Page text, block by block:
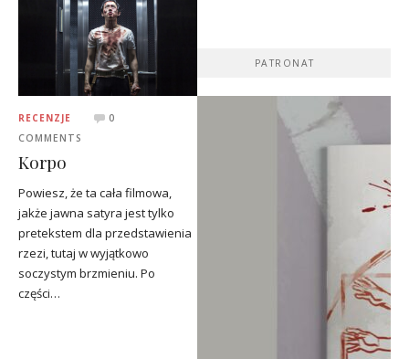
RECENZJE
0
COMMENTS
Korpo
Powiesz, że ta cała filmowa,
jakże jawna satyra jest tylko
pretekstem dla przedstawienia
rzezi, tutaj w wyjątkowo
soczystym brzmieniu. Po
części…
PATRONAT